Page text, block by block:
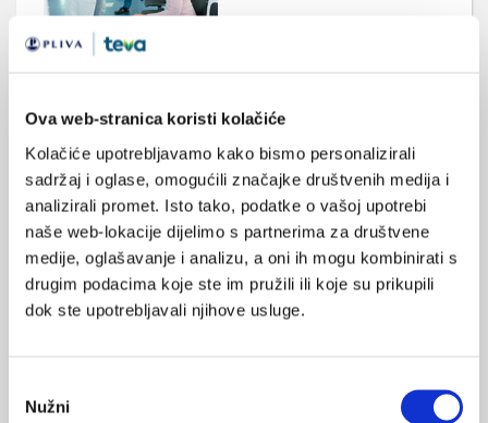
Ova web-stranica koristi kolačiće
Kolačiće upotrebljavamo kako bismo personalizirali
sadržaj i oglase, omogućili značajke društvenih medija i
analizirali promet. Isto tako, podatke o vašoj upotrebi
naše web-lokacije dijelimo s partnerima za društvene
medije, oglašavanje i analizu, a oni ih mogu kombinirati s
drugim podacima koje ste im pružili ili koje su prikupili
dok ste upotrebljavali njihove usluge.
pristanka
Nužni
Zdravstvena skrb usmjerena na bolesnika i
od početka stoljeća. Ona na prvo mjesto stavlja potrebe
svakog pojedinog bolesnika. Ovaj model zdravstvene skrbi
također uključuje suradnju između pružatelja zdravstvenih
usluga, bolesnika i njihovih obitelji kako bi se u plan liječenja
uključilo zajedničko ...
Svjetski dan ljekarnika, 25. 9.